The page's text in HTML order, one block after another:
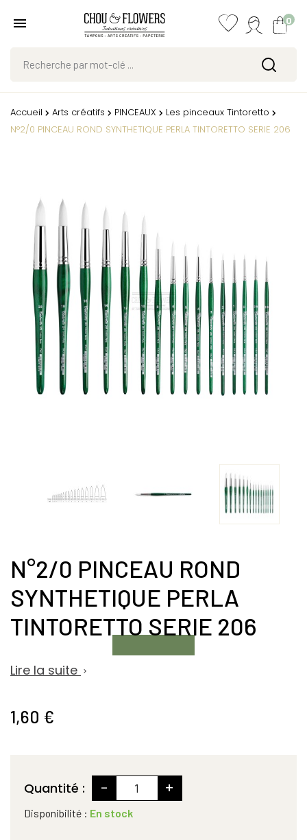
0
Accueil Arts créatifs PINCEAUX
Les pinceaux Tintoretto
N°2/0 PINCEAU ROND SYNTHETIQUE PERLA TINTORETTO SERIE 206
N°2/0 PINCEAU ROND
SYNTHETIQUE PERLA
TINTORETTO SERIE 206
Lire la suite 
1,60 €
Quantité : - +
Disponibilité : En stock